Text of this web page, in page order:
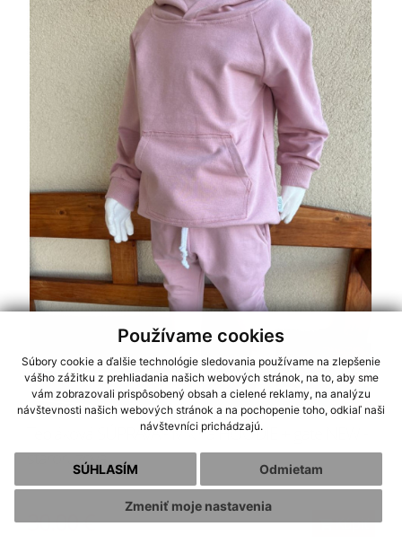
Používame cookies
Súbory cookie a ďalšie technológie sledovania používame na zlepšenie
vášho zážitku z prehliadania našich webových stránok, na to, aby sme
vám zobrazovali prispôsobený obsah a cielené reklamy, na analýzu
návštevnosti našich webových stránok a na pochopenie toho, odkiaľ naši
návštevníci prichádzajú.
SÚHLASÍM Odmietam
Zmeniť moje nastavenia
Tepláková SÚPRAVA - Mikina HOODIE + gate NEW -
staroružová
Kúpiť
30.00 €